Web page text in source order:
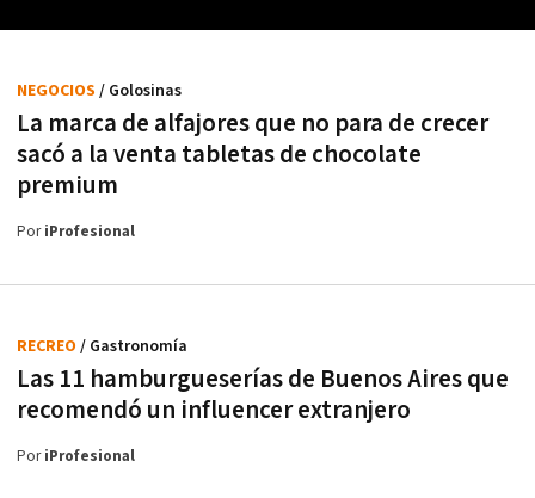
La marca de alfajores que no para de crecer
sacó a la venta tabletas de chocolate
premium
NEGOCIOS / Golosinas
PoriProfesional
Las 11 hamburgueserías de Buenos Aires que
recomendó un influencer extranjero
RECREO / Gastronomía
PoriProfesional